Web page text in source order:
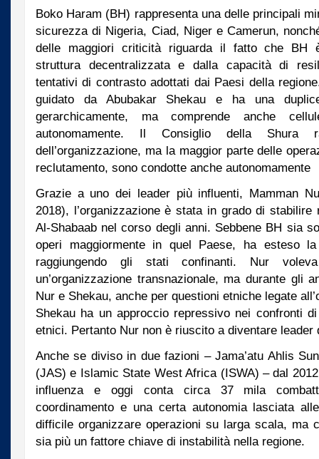
Boko Haram (BH) rappresenta una delle principali
sicurezza di Nigeria, Ciad, Niger e Camerun,
delle maggiori criticità riguarda il fatto che BH
struttura decentralizzata e dalla capacità di
tentativi di contrasto adottati dai Paesi della
guidato da Abubakar Shekau e ha una
gerarchicamente, ma comprende anche
autonomamente. Il Consiglio della Shura
dell’organizzazione, ma la maggior parte delle
reclutamento, sono condotte anche autonomamente
Grazie a uno dei leader più influenti, Mamman
2018), l’organizzazione è stata in grado di stabilire
Al-Shabaab nel corso degli anni. Sebbene BH sia
operi maggiormente in quel Paese, ha esteso
raggiungendo gli stati confinanti. Nur
un’organizzazione transnazionale, ma durante gli
Nur e Shekau, anche per questioni etniche legate
Shekau ha un approccio repressivo nei confronti
etnici. Pertanto Nur non è riuscito a diventare leader
Anche se diviso in due fazioni – Jama’atu Ahlis
(JAS) e Islamic State West Africa (ISWA) – dal
influenza e oggi conta circa 37 mila
coordinamento e una certa autonomia lasciata
difficile organizzare operazioni su larga scala, ma
sia più un fattore chiave di instabilità nella regione.